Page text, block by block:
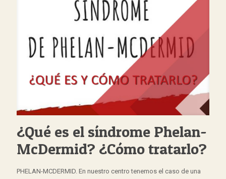
¿Qué es el síndrome Phelan-
McDermid? ¿Cómo tratarlo?
PHELAN-MCDERMID. En nuestro centro tenemos el caso de una